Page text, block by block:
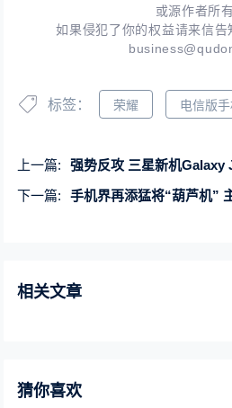
或源作者所有
如果侵犯了你的权益请来信告
标签： 荣耀 电信版
上一篇:
强势反攻 三星新机Galaxy
下一篇:
手机界再添猛将“葫芦机”
相关文章
猜你喜欢